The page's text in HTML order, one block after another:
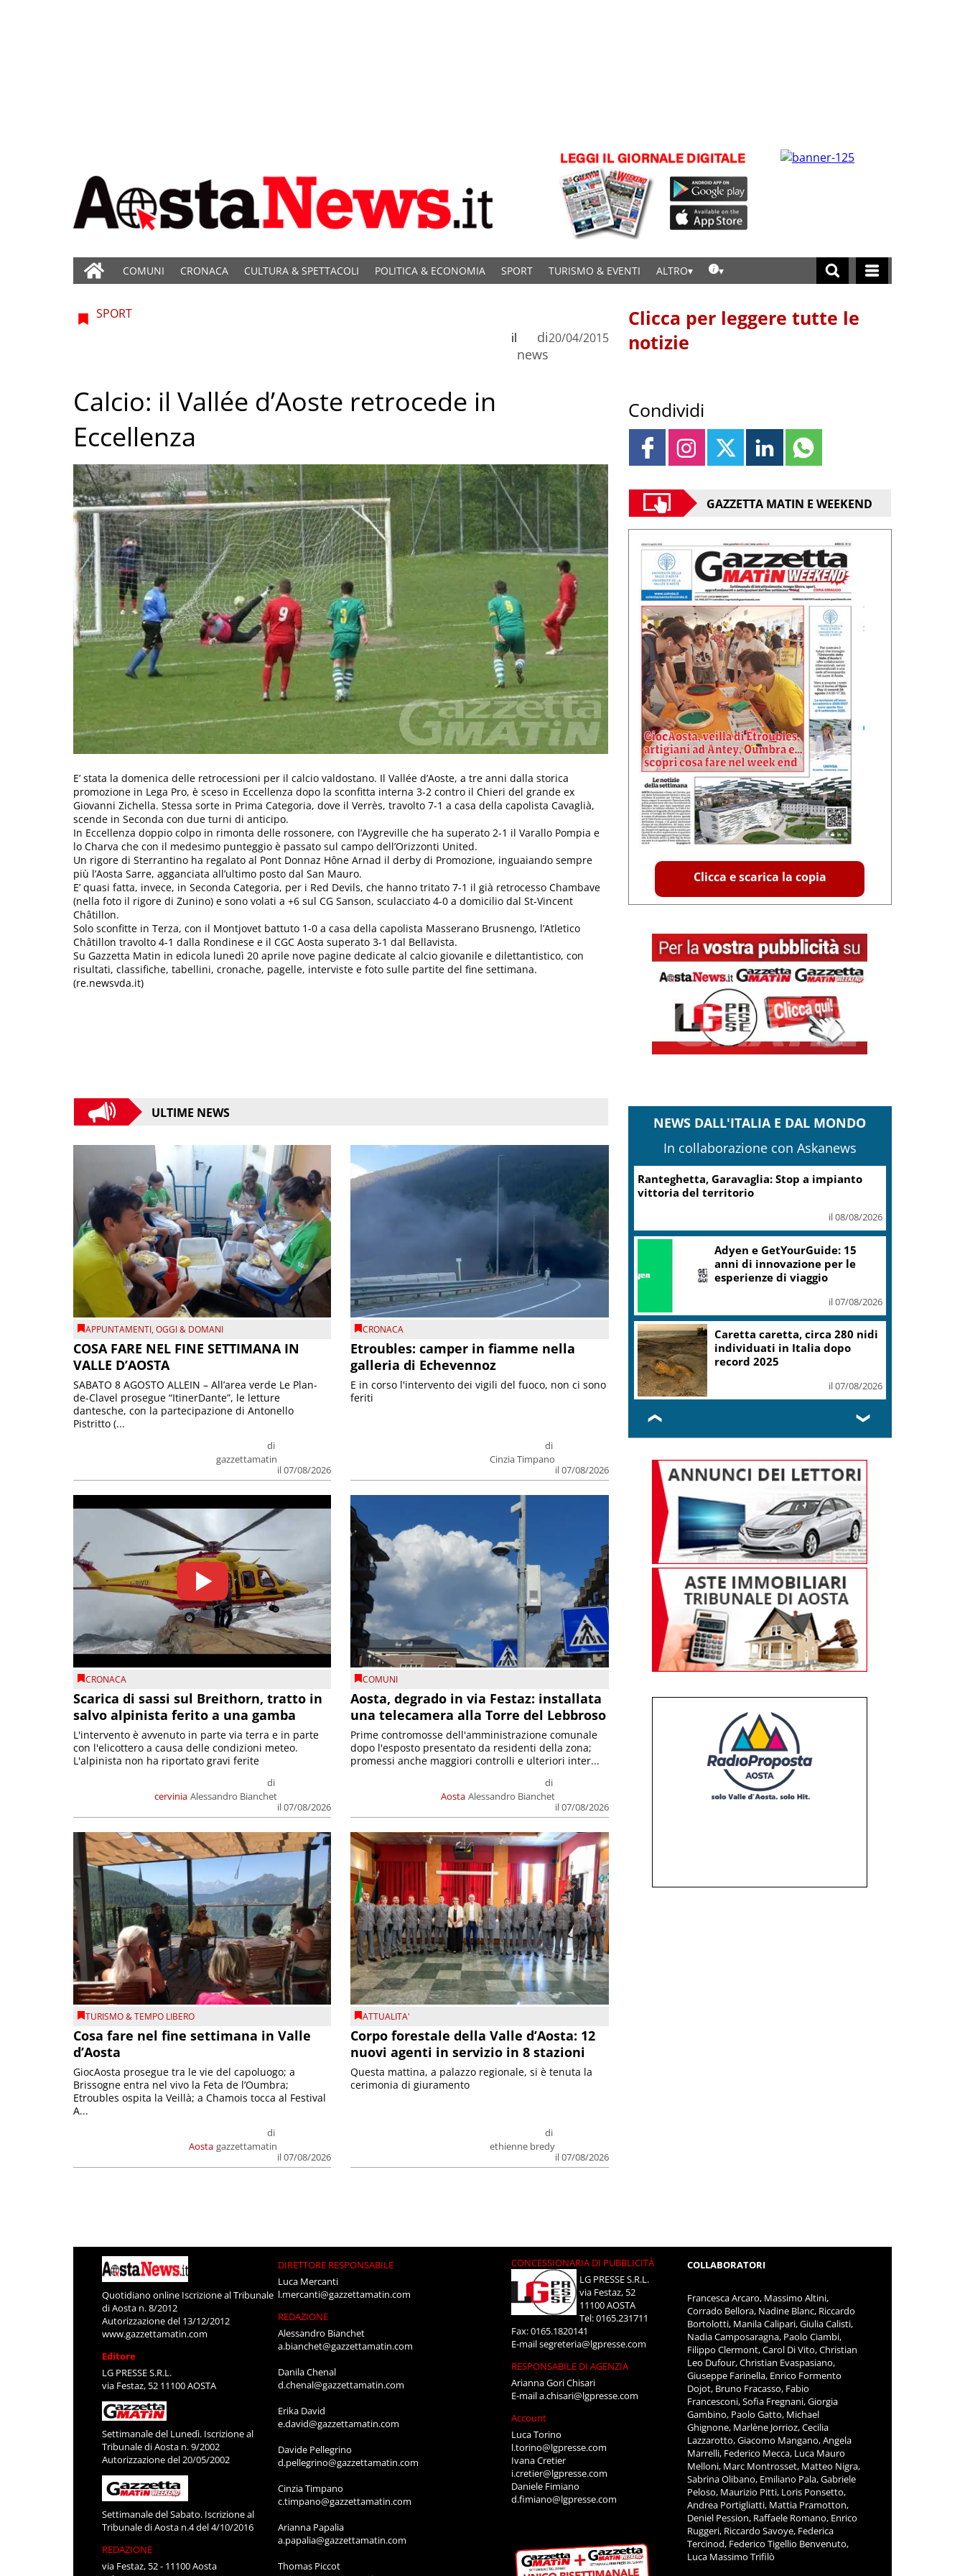
COMUNI CRONACA CULTURA & SPETTACOLI POLITICA & ECONOMIA SPORT TURISMO & EVENTI ALTRO
SPORT
di
news
il 20/04/2015
Calcio: il Vallée d’Aoste retrocede in
Eccellenza
E’ stata la domenica delle retrocessioni per il calcio valdostano. Il Vallée d’Aoste, a tre anni dalla storica
promozione in Lega Pro, è sceso in Eccellenza dopo la sconfitta interna 3-2 contro il Chieri del grande ex
Giovanni Zichella. Stessa sorte in Prima Categoria, dove il Verrès, travolto 7-1 a casa della capolista Cavaglià,
scende in Seconda con due turni di anticipo.
In Eccellenza doppio colpo in rimonta delle rossonere, con l’Aygreville che ha superato 2-1 il Varallo Pompia e
lo Charva che con il medesimo punteggio è passato sul campo dell’Orizzonti United.
Un rigore di Sterrantino ha regalato al Pont Donnaz Hône Arnad il derby di Promozione, inguaiando sempre
più l’Aosta Sarre, agganciata all’ultimo posto dal San Mauro.
E’ quasi fatta, invece, in Seconda Categoria, per i Red Devils, che hanno tritato 7-1 il già retrocesso Chambave
(nella foto il rigore di Zunino) e sono volati a +6 sul CG Sanson, sculacciato 4-0 a domicilio dal St-Vincent
Châtillon.
Solo sconfitte in Terza, con il Montjovet battuto 1-0 a casa della capolista Masserano Brusnengo, l’Atletico
Châtillon travolto 4-1 dalla Rondinese e il CGC Aosta superato 3-1 dal Bellavista.
Su Gazzetta Matin in edicola lunedì 20 aprile nove pagine dedicate al calcio giovanile e dilettantistico, con
risultati, classifiche, tabellini, cronache, pagelle, interviste e foto sulle partite del fine settimana.
(re.newsvda.it)
ULTIME NEWS
APPUNTAMENTI,OGGI & DOMANI
COSA FARE NEL FINE SETTIMANA IN
VALLE D’AOSTA
di
gazzettamatin
il 07/08/2026
SABATO 8 AGOSTO ALLEIN – All’area verde Le Plan-
de-Clavel prosegue “ItinerDante”, le letture
dantesche, con la partecipazione di Antonello
Pistritto (...
CRONACA
Etroubles: camper in fiamme nella
galleria di Echevennoz
di
Cinzia Timpano
il 07/08/2026
E in corso l'intervento dei vigili del fuoco, non ci sono
feriti
CRONACA
Scarica di sassi sul Breithorn, tratto in
salvo alpinista ferito a una gamba
cervinia
di
Alessandro Bianchet
il 07/08/2026
L'intervento è avvenuto in parte via terra e in parte
con l'elicottero a causa delle condizioni meteo.
L'alpinista non ha riportato gravi ferite
COMUNI
Aosta, degrado in via Festaz: installata
una telecamera alla Torre del Lebbroso
Aosta
di
Alessandro Bianchet
il 07/08/2026
Prime contromosse dell'amministrazione comunale
dopo l'esposto presentato da residenti della zona;
promessi anche maggiori controlli e ulteriori inter...
TURISMO & TEMPO LIBERO
Cosa fare nel fine settimana in Valle
d’Aosta
Aosta
di
gazzettamatin
il 07/08/2026
GiocAosta prosegue tra le vie del capoluogo; a
Brissogne entra nel vivo la Feta de l’Oumbra;
Etroubles ospita la Veillà; a Chamois tocca al Festival
A...
ATTUALITA'
Corpo forestale della Valle d’Aosta: 12
nuovi agenti in servizio in 8 stazioni
di
ethienne bredy
il 07/08/2026
Questa mattina, a palazzo regionale, si è tenuta la
cerimonia di giuramento
Clicca per leggere tutte le
notizie
Condividi
GAZZETTA MATIN E WEEKEND
Clicca e scarica la copia
NEWS DALL'ITALIA E DAL MONDO
In collaborazione con Askanews
Ranteghetta, Garavaglia: Stop a impianto
vittoria del territorio
il 08/08/2026
Adyen e GetYourGuide: 15
anni di innovazione per le
esperienze di viaggio
il 07/08/2026
Caretta caretta, circa 280 nidi
individuati in Italia dopo
record 2025
il 07/08/2026
❮ ❯
Quotidiano online Iscrizione al Tribunale
di Aosta n. 8/2012
Autorizzazione del 13/12/2012
www.gazzettamatin.com
Editore
LG PRESSE S.R.L.
via Festaz, 52 11100 AOSTA
Settimanale del Lunedì. Iscrizione al
Tribunale di Aosta n. 9/2002
Autorizzazione del 20/05/2002
Settimanale del Sabato. Iscrizione al
Tribunale di Aosta n.4 del 4/10/2016
REDAZIONE
via Festaz, 52 - 11100 Aosta
DIRETTORE RESPONSABILE
Luca Mercanti
l.mercanti@gazzettamatin.com
REDAZIONE
Alessandro Bianchet
a.bianchet@gazzettamatin.com
Danila Chenal
d.chenal@gazzettamatin.com
Erika David
e.david@gazzettamatin.com
Davide Pellegrino
d.pellegrino@gazzettamatin.com
Cinzia Timpano
c.timpano@gazzettamatin.com
Arianna Papalia
a.papalia@gazzettamatin.com
Thomas Piccot
CONCESSIONARIA DI PUBBLICITÀ
LG PRESSE S.R.L.
via Festaz, 52
11100 AOSTA
Tel: 0165.231711
Fax: 0165.1820141
E-mailsegreteria@lgpresse.com
RESPONSABILE DI AGENZIA
Arianna Gori Chisari
E-maila.chisari@lgpresse.com
Account
Luca Torino
l.torino@lgpresse.com
Ivana Cretier
i.cretier@lgpresse.com
Daniele Fimiano
d.fimiano@lgpresse.com
COLLABORATORI
Francesca Arcaro, Massimo Altini,
Corrado Bellora, Nadine Blanc, Riccardo
Bortolotti, Manila Calipari, Giulia Calisti,
Nadia Camposaragna, Paolo Ciambi,
Filippo Clermont, Carol Di Vito, Christian
Leo Dufour, Christian Evaspasiano,
Giuseppe Farinella, Enrico Formento
Dojot, Bruno Fracasso, Fabio
Francesconi, Sofia Fregnani, Giorgia
Gambino, Paolo Gatto, Michael
Ghignone, Marlène Jorrioz, Cecilia
Lazzarotto, Giacomo Mangano, Angela
Marrelli, Federico Mecca, Luca Mauro
Melloni, Marc Montrosset, Matteo Nigra,
Sabrina Olibano, Emiliano Pala, Gabriele
Peloso, Maurizio Pitti, Loris Ponsetto,
Andrea Portigliatti, Mattia Pramotton,
Deniel Pession, Raffaele Romano, Enrico
Ruggeri, Riccardo Savoye, Federica
Tercinod, Federico Tigellio Benvenuto,
Luca Massimo Trifilò